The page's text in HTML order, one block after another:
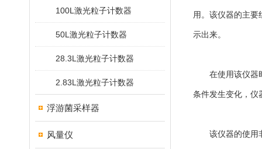
100L激光粒子计数器
50L激光粒子计数器
28.3L激光粒子计数器
2.83L激光粒子计数器
浮游菌采样器
风量仪
用。该仪器的主要
示出来。
在使用该仪器时
条件发生变化，仪
该仪器的使用非